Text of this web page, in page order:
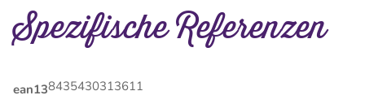
Spezifische Referenzen
ean138435430313611